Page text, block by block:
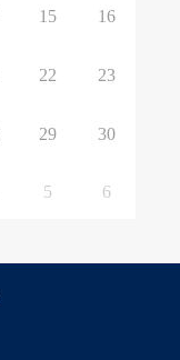
15 16
22 23
29 30
5 6